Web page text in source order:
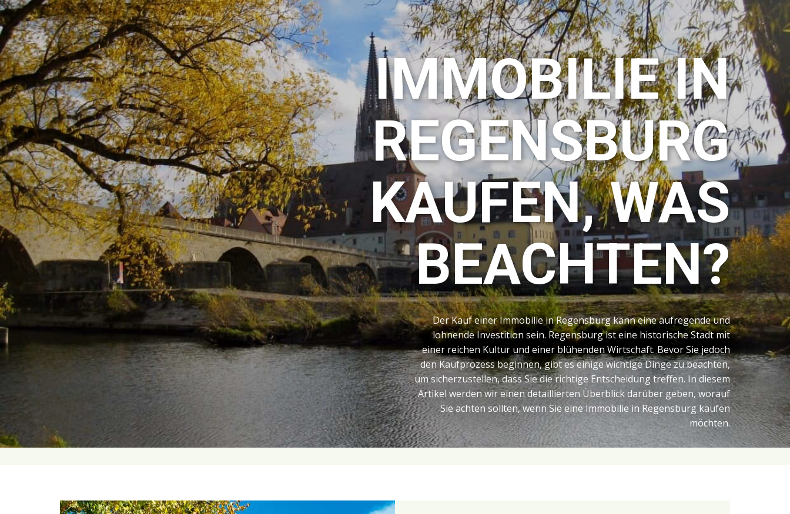
IMMOBILIE IN
REGENSBURG
KAUFEN, WAS
BEACHTEN?
Der Kauf einer Immobilie in Regensburg kann eine aufregende und
lohnende Investition sein. Regensburg ist eine historische Stadt mit
einer reichen Kultur und einer blühenden Wirtschaft. Bevor Sie jedoch
den Kaufprozess beginnen, gibt es einige wichtige Dinge zu beachten,
um sicherzustellen, dass Sie die richtige Entscheidung treffen. In diesem
Artikel werden wir einen detaillierten Überblick darüber geben, worauf
Sie achten sollten, wenn Sie eine Immobilie in Regensburg kaufen
möchten.